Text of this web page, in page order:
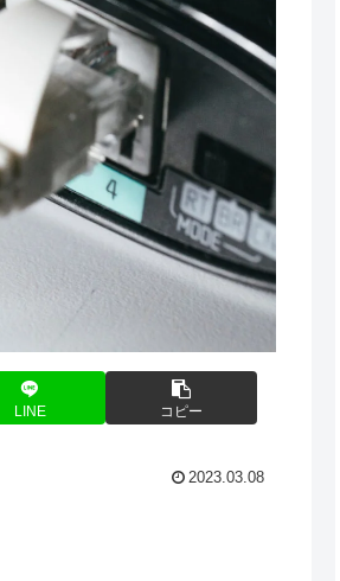
LINE コピー
2023.03.08